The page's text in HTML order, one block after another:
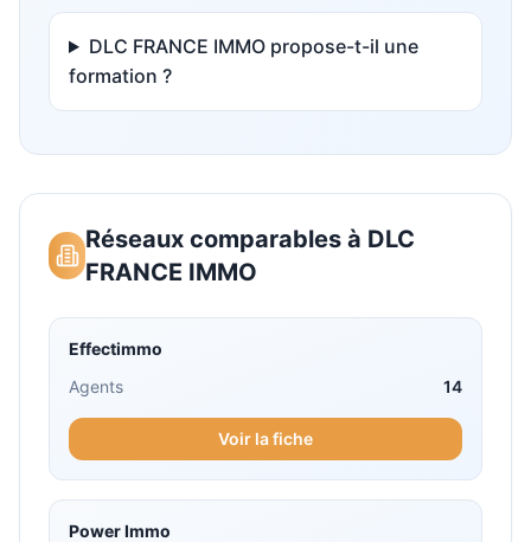
DLC FRANCE IMMO propose-t-il une
formation ?
Réseaux comparables à DLC
FRANCE IMMO
Effectimmo
Agents
14
Voir la fiche
Power Immo